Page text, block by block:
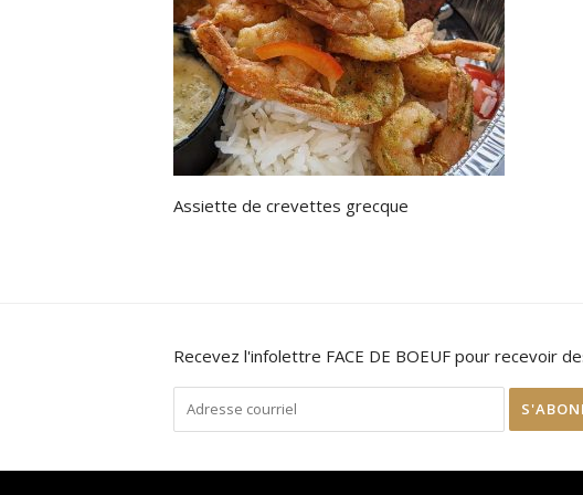
Assiette de crevettes grecque
Recevez l'infolettre FACE DE BOEUF pour recevoir